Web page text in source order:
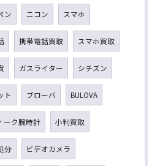
ン ニコン スマホ
携帯電話買取 スマホ買取
ガスライター シチズン
ト ブローバ BULOVA
ーク腕時計 小判買取
分 ビデオカメラ